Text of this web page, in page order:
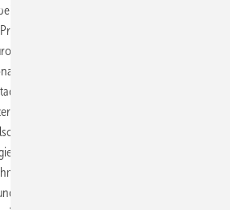
Nordex Geschäftsführer für den
des Unternehmens Leiter der
Der Manager erklärt den Erfolg mit der
Nordex innerhalb seines breiten
bis zum
oder von Einzelanlagenbetreibenden
bis zu klassischen Projektierern
stets „auf Augenhöhe“ eingeübt habe.
so dürfte dies Nordex beim Trend zu
Projektierer-Koalitionen für große